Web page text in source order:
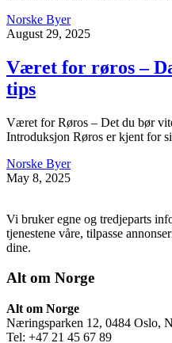
Norske Byer
August 29, 2025
Været for røros –
tips
Været for Røros – Det du bør
Introduksjon Røros er kjent for
Norske Byer
May 8, 2025
Vi bruker egne og tredjeparts
tjenestene våre, tilpasse
dine.
Alt om Norge
Alt om Norge
Næringsparken 12, 0484 Oslo,
Tel: +47 21 45 67 89